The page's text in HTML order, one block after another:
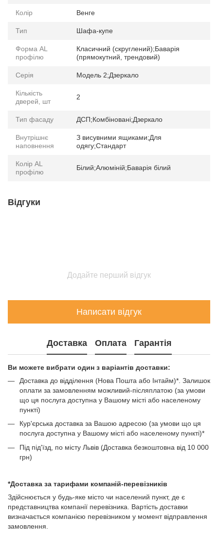
Колір Венге
Тип Шафа-купе
Форма AL
профілю
Класичний (скруглений);Баварія
(прямокутний, трендовий)
Серія Модель 2;Дзеркало
Кількість
дверей, шт
2
Тип фасаду ДСП;Комбіновані;Дзеркало
Внутрішнє
наповнення
З висувними ящиками;Для
одягу;Стандарт
Колір AL
профілю
Білий;Алюміній;Баварія білий
Відгуки
Додайте перший відгук
Написати відгук
Доставка Оплата Гарантія
Ви можете вибрати один з варіантів доставки:
Доставка до відділення (Нова Пошта або Інтайм)*. Залишок
оплати за замовленням можливий-післяплатою (за умови
що ця послуга доступна у Вашому місті або населеному
пункті)
Кур'єрська доставка за Вашою адресою (за умови що ця
послуга доступна у Вашому місті або населеному пункті)*
Під під'їзд, по місту Львів (Доставка безкоштовна від 10 000
грн)
*Доставка за тарифами компаній-перевізників
Здійснюється у будь-яке місто чи населений пункт, де є
представництва компанії перевізника. Вартість доставки
визначається компанією перевізником у момент відправлення
замовлення.